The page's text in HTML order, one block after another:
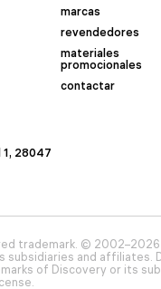
marcas
revendedores
materiales
promocionales
contactar
1, 28047
trademark. © 2002–2026
and affiliates.
of Discovery or its